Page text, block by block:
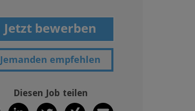
Jetzt bewerben
Jemanden empfehlen
Diesen Job teilen